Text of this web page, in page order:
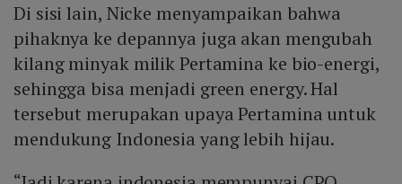
Di sisi lain, Nicke menyampaikan bahwa
pihaknya ke depannya juga akan mengubah
kilang minyak milik Pertamina ke bio-energi,
sehingga bisa menjadi green energy. Hal
tersebut merupakan upaya Pertamina untuk
mendukung Indonesia yang lebih hijau.